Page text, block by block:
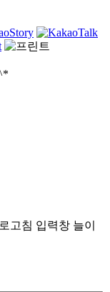
고침 입력창 늘이